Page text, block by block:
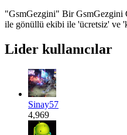
"GsmGezgini" Bir GsmGezgini
ile gönüllü ekibi ile 'ücretsiz' ve
Lider kullanıcılar
Sinay57
4,969